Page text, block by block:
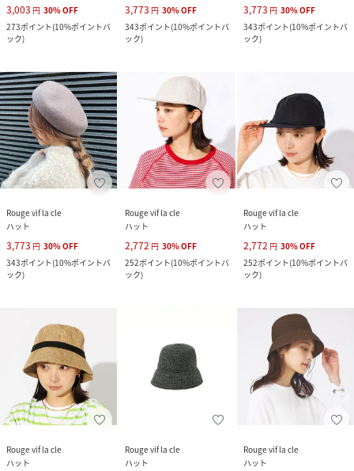
3,003 円 30%OFF
273ポイント(10%ポイントバ
ック)
3,773 円 30%OFF
343ポイント(10%ポイントバ
ック)
3,773 円 30%OFF
343ポイント(10%ポイントバ
ック)
Rouge vif la cle
ハット
3,773 円 30%OFF
343ポイント(10%ポイントバ
ック)
Rouge vif la cle
ハット
2,772 円 30%OFF
252ポイント(10%ポイントバ
ック)
Rouge vif la cle
ハット
2,772 円 30%OFF
252ポイント(10%ポイントバ
ック)
Rouge vif la cle
ハット
Rouge vif la cle
ハット
Rouge vif la cle
ハット